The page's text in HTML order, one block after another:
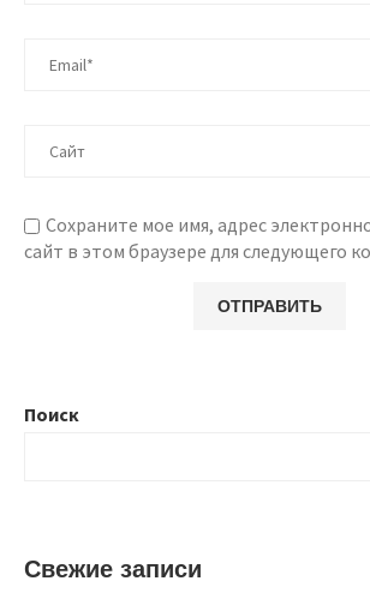
Сохраните мое имя, адрес
сайт в этом браузере для следующего
Поиск
Свежие записи